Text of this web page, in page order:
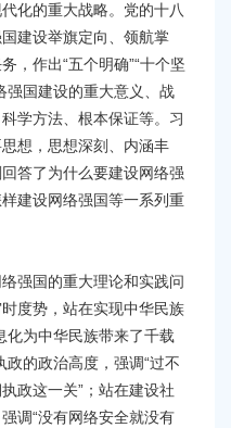
化的重大战略。党的十八
建设举旗定向、领航掌
，作出“五个明确”“十个坚
强国建设的重大意义、战
学方法、根本保证等。习
想，思想深刻、内涵丰
答了为什么要建设网络强
建设网络强国等一系列重
强国的重大理论和实践问
度势，站在实现中华民族
化为中华民族带来了千载
的政治高度，强调“过不
政这一关”；站在建设社
调“没有网络安全就没有